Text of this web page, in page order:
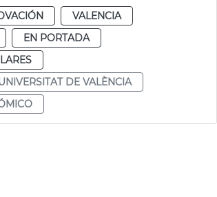
VALENCIA
EN PORTADA
DE VALÈNCIA